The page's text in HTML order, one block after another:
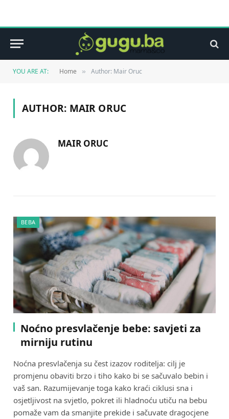
YOU ARE AT: Home » Author: Mair Oruc
AUTHOR: MAIR ORUC
MAIR ORUC
BEBA
Noćno presvlačenje bebe: savjeti za
mirniju rutinu
Noćna presvlačenja su čest izazov roditelja: cilj je
promjenu obaviti brzo i tiho kako bi se sačuvalo bebin i
vaš san. Razumijevanje toga kako kraći ciklusi sna i
osjetljivost na svjetlo, pokret ili hladnoću utiču na bebu
pomaže vam da smanjite prekide i sačuvate dragocjene